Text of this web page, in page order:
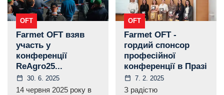
OFT
Farmet OFT взяв
участь у
конференції
ReAgro25...
30. 6. 2025
14 червня 2025 року в
OFT
Farmet OFT -
гордий спонсор
професійної
конференції в Празі
7. 2. 2025
З радістю